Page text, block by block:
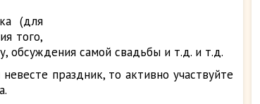
(для
того,
обсуждения самой свадьбы и т.д. и т.д.
праздник, то активно участвуйте